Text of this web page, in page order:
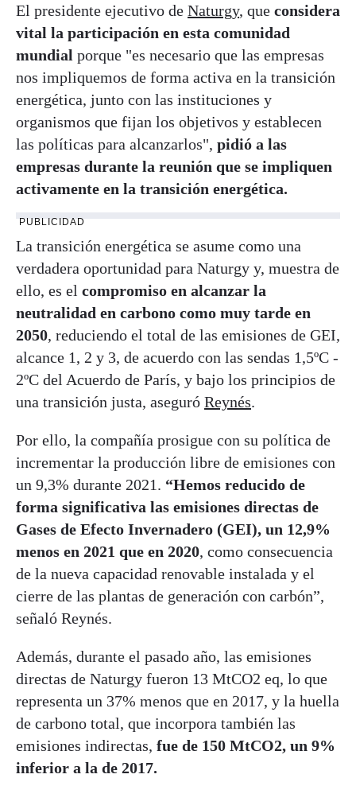
El presidente ejecutivo de Naturgy, que considera
vital la participación en esta comunidad
mundial porque "es necesario que las empresas
nos impliquemos de forma activa en la transición
energética, junto con las instituciones y
organismos que fijan los objetivos y establecen
las políticas para alcanzarlos", pidió a las
empresas durante la reunión que se impliquen
activamente en la transición energética.
PUBLICIDAD
La transición energética se asume como una
verdadera oportunidad para Naturgy y, muestra de
ello, es el compromiso en alcanzar la
neutralidad en carbono como muy tarde en
2050, reduciendo el total de las emisiones de GEI,
alcance 1, 2 y 3, de acuerdo con las sendas 1,5ºC -
2ºC del Acuerdo de París, y bajo los principios de
una transición justa, aseguró Reynés.
Por ello, la compañía prosigue con su política de
incrementar la producción libre de emisiones con
un 9,3% durante 2021. “Hemos reducido de
forma significativa las emisiones directas de
Gases de Efecto Invernadero (GEI), un 12,9%
menos en 2021 que en 2020, como consecuencia
de la nueva capacidad renovable instalada y el
cierre de las plantas de generación con carbón”,
señaló Reynés.
Además, durante el pasado año, las emisiones
directas de Naturgy fueron 13 MtCO2 eq, lo que
representa un 37% menos que en 2017, y la huella
de carbono total, que incorpora también las
emisiones indirectas, fue de 150 MtCO2, un 9%
inferior a la de 2017.